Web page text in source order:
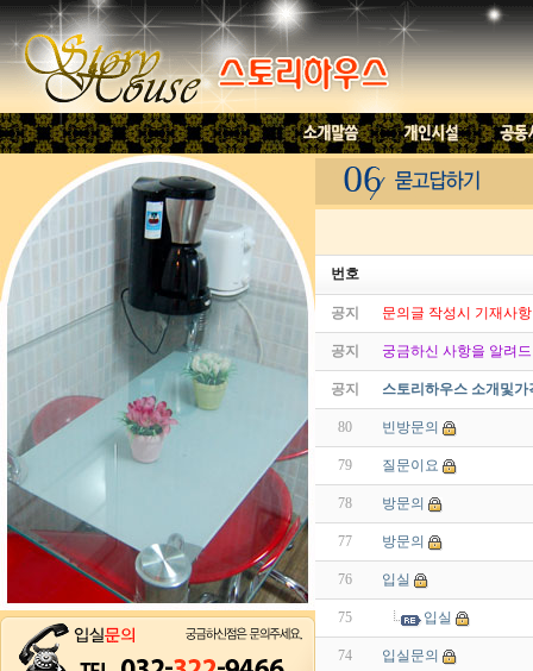
번호
공지 문의글 작성시 기재사
공지 궁금하신 사항을 알려
공지 스토리하우스 소개및가
80 빈방문의
79 질문이요
78 방문의
77 방문의
76 입실
75 입실
74 입실문의